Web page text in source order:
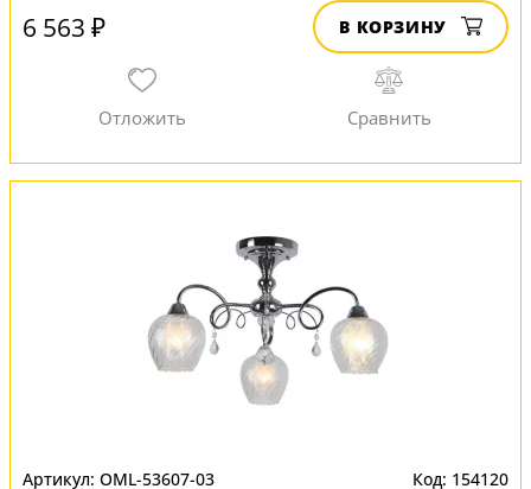
6 563 ₽ В КОРЗИНУ
OML-53607-03 154120